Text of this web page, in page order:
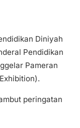
Diniyah
Pendidikan
Pameran
peringatan